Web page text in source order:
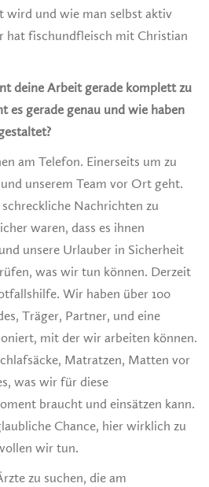
wird und wie man selbst aktiv
hat fischundfleisch mit Christian
deine Arbeit gerade komplett zu
es gerade genau und wie haben
am Telefon. Einerseits um zu
unserem Team vor Ort geht.
Nachrichten zu
waren, dass es ihnen
unsere Urlauber in Sicherheit
was wir tun können. Derzeit
Wir haben über 100
Träger, Partner, und eine
mit der wir arbeiten können.
Matratzen, Matten vor
was wir für diese
braucht und einsätzen kann.
Chance, hier wirklich zu
wir tun.
zu suchen, die am